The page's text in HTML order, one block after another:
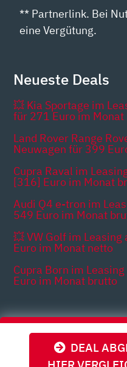
DEAL
** Partnerlink. Bei
eine Vergütung.
Neueste Deals
💥 Kia Sportage im
für 271 Euro im
Land Rover Range
Neuwagen für 399
Cupra Raval im
[316] Euro im Monat
Audi Q4 e-tron im
549 Euro im Monat
💥 VW Golf im
Euro im Monat netto
Cupra Born im
Euro im Monat brutto